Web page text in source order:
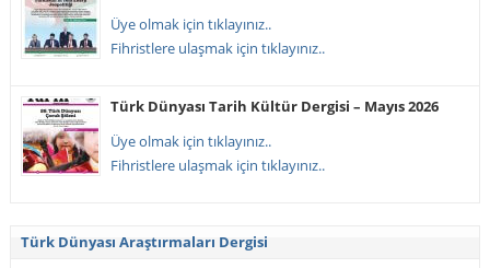
Üye olmak için tıklayınız..
Fihristlere ulaşmak için tıklayınız..
Türk Dünyası Tarih Kültür Dergisi – Mayıs 2026
Üye olmak için tıklayınız..
Fihristlere ulaşmak için tıklayınız..
Türk Dünyası Araştırmaları Dergisi